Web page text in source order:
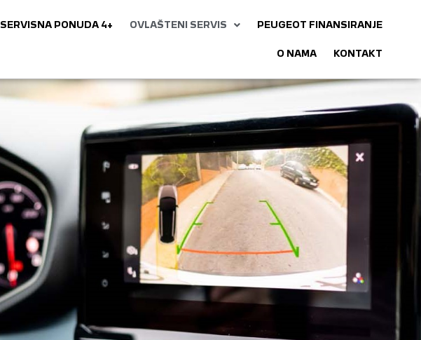
SERVISNA PONUDA 4+ OVLAŠTENI SERVIS PEUGEOT FINANSIRANJE
O NAMA KONTAKT